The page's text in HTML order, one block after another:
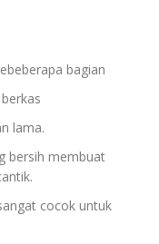
bagian
lama.
bersih membuat
cocok untuk